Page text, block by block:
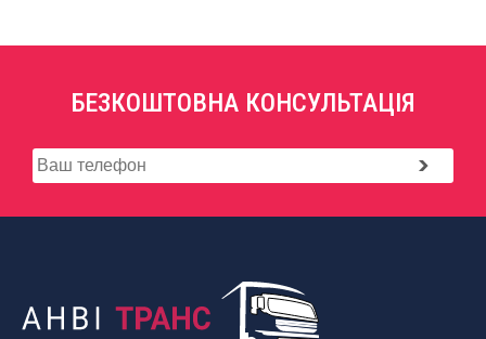
БЕЗКОШТОВНА КОНСУЛЬТАЦІЯ